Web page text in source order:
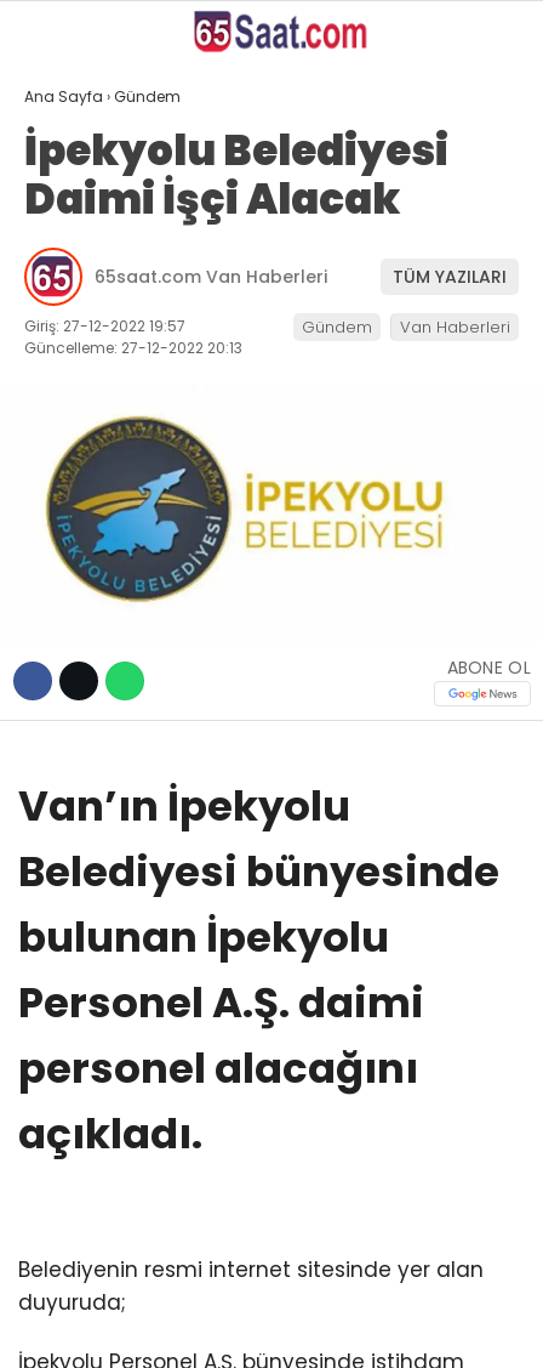
Facebook
Instagram
Youtube
27.6
ANASAYFA
VAN
BÖLGE
GÜNDEM
SİYASET
SAĞLIK
SPOR
TEKNOLOJİ
Ana Sayfa ›Gündem
İpekyolu Belediyesi
Daimi İşçi Alacak
65saat.com Van Haberleri TÜM YAZILARI
Giriş: 27-12-2022 19:57
Güncelleme: 27-12-2022 20:13
Gündem Van Haberleri
ABONE OL
Van’ın İpekyolu
Belediyesi bünyesinde
bulunan İpekyolu
Personel A.Ş. daimi
personel alacağını
açıkladı.
Belediyenin resmi internet sitesinde yer alan
duyuruda;
İpekyolu Personel A.Ş. bünyesinde istihdam